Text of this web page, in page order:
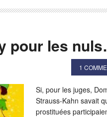
pour les
1
Si, pour les juges,
Strauss-Kahn savait
prostituées